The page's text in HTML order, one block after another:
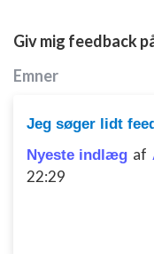
Giv mig feedback
Emner
Jeg søger lidt
Nyeste indlæg af
22:29